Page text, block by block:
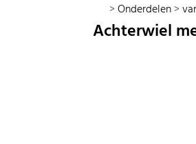
>Onderdelen>
Achterwiel